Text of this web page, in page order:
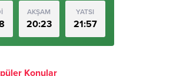
AKŞAM
20:23
YATSI
21:57
Konular